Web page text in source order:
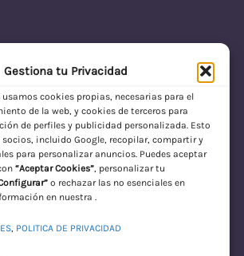
Gestiona tu Privacidad
usamos cookies propias, necesarias para el
de la web, y cookies de terceros para
de perfiles y publicidad personalizada. Esto
incluido Google, recopilar, compartir y
para personalizar anuncios. Puedes aceptar
“Aceptar Cookies”, personalizar tu
o rechazar las no esenciales en
en nuestra .
, POLITICA DE PRIVACIDAD
| Sexshop Online con Envío